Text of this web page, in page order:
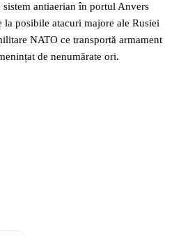
sistem antiaerian în portul Anvers
posibile atacuri majore ale Rusiei
NATO ce transportă armament
de nenumărate ori.